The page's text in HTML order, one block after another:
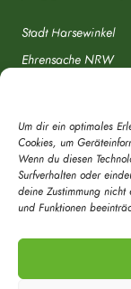
Um dir ein optimales
Cookies, um
Wenn du diesen
Surfverhalten oder
deine Zustimmung nicht
und Funktionen
Stadt Harsewinkel
Ehrensache NRW
OWL Verkehr
Greffen.de
Verkehrsverein